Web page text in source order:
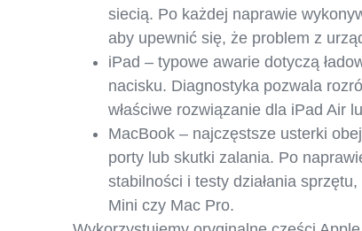
siecią. Po każdej naprawie
aby upewnić się, że problem z
iPad – typowe awarie dotyczą
nacisku. Diagnostyka pozwala
właściwe rozwiązanie dla iPad Air
MacBook – najczęstsze usterki
porty lub skutki zalania. Po
stabilności i testy działania
Mini czy Mac Pro.